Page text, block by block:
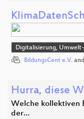
Digitalisierung,
BildungsCent e.V. and
Hurra, diese
Welche kollektiven
der…